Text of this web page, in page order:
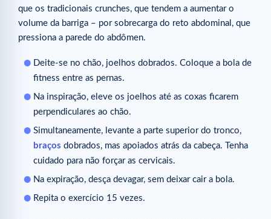
que os tradicionais crunches, que tendem a aumentar o
volume da barriga – por sobrecarga do reto abdominal, que
pressiona a parede do abdômen.
Deite-se no chão, joelhos dobrados. Coloque a bola de
fitness entre as pernas.
Na inspiração, eleve os joelhos até as coxas ficarem
perpendiculares ao chão.
Simultaneamente, levante a parte superior do tronco,
braços dobrados, mas apoiados atrás da cabeça. Tenha
cuidado para não forçar as cervicais.
Na expiração, desça devagar, sem deixar cair a bola.
Repita o exercício 15 vezes.